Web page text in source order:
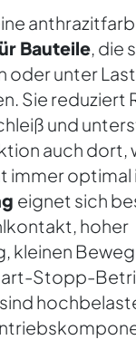
Bauteile , die
oder unter
Sie reduziert
und
auch dort,
immer optimal
eignet sich
hoher
kleinen
Stopp-